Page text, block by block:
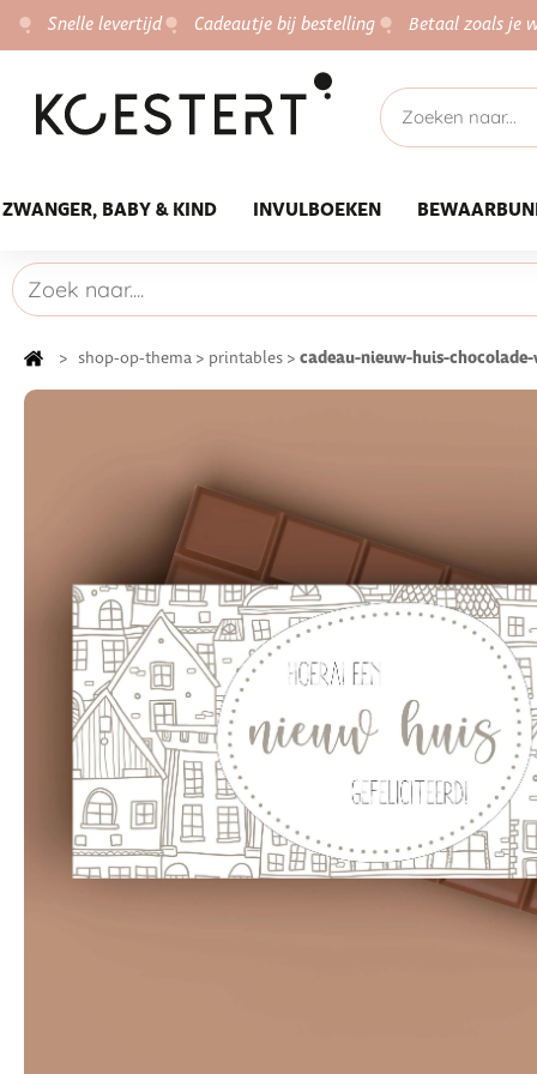
Snelle levertijd Cadeautje bij bestelling Betaal zoals je
ZWANGER, BABY & KIND INVULBOEKEN
> shop-op-thema > printables > cadeau-nieuw-huis-